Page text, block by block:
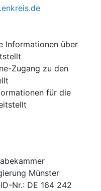
Informationen über
Zugang zu den
für die
Münster
Nr.: DE 164 242